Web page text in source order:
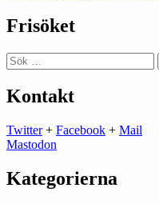
Frisöket
Sök
efter:
Kontakt
Twitter+ Facebook + Mail
Mastodon
Kategorierna